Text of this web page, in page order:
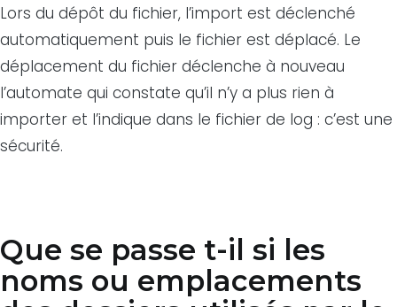
Lors du dépôt du fichier, l’import est déclenché
automatiquement puis le fichier est déplacé. Le
déplacement du fichier déclenche à nouveau
l’automate qui constate qu’il n’y a plus rien à
importer et l’indique dans le fichier de log : c’est une
sécurité.
Que se passe t-il si les
noms ou emplacements